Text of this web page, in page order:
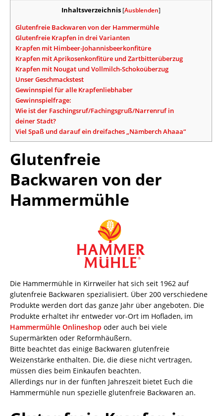
Inhaltsverzeichnis [Ausblenden]
Glutenfreie Backwaren von der Hammermühle
Glutenfreie Krapfen in drei Varianten
Krapfen mit Himbeer-Johannisbeerkonfitüre
Krapfen mit Aprikosenkonfitüre und Zartbitterüberzug
Krapfen mit Nougat und Vollmilch-Schokoüberzug
Unser Geschmackstest
Gewinnspiel für alle Krapfenliebhaber
Gewinnspielfrage:
Wie ist der Faschingsruf/Fachingsgruß/Narrenruf in
deiner Stadt?
Viel Spaß und darauf ein dreifaches „Nämberch Ahaaa“
Glutenfreie
Backwaren von der
Hammermühle
Die Hammermühle in Kirrweiler hat sich seit 1962 auf
glutenfreie Backwaren spezialisiert. Über 200 verschiedene
Produkte werden dort das ganze Jahr über angeboten. Die
Produkte erhaltet ihr entweder vor-Ort im Hofladen, im
Hammermühle Onlineshop oder auch bei viele
Supermärkten oder Reformhäußern.
Bitte beachtet das einige Backwaren glutenfreie
Weizenstärke enthalten. Die, die diese nicht vertragen,
müssen dies beim Einkaufen beachten.
Allerdings nur in der fünften Jahreszeit bietet Euch die
Hammermühle nun spezielle glutenfreie Backwaren an.